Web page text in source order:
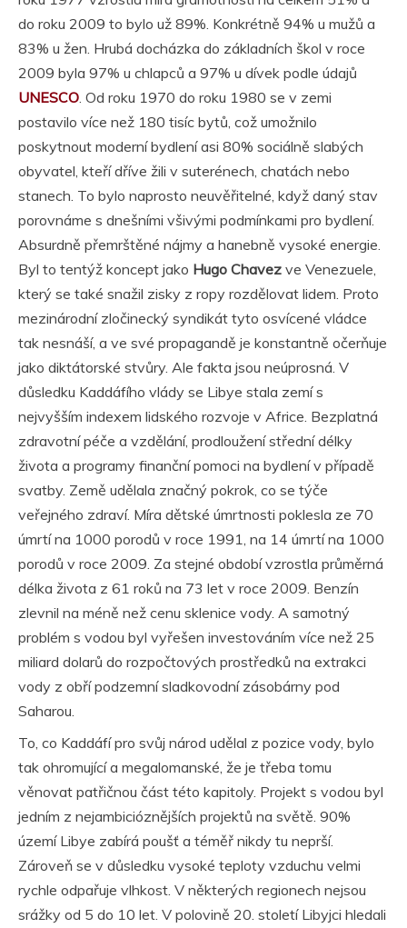
do roku 2009 to bylo už 89%. Konkrétně 94% u mužů a
83% u žen. Hrubá docházka do základních škol v roce
2009 byla 97% u chlapců a 97% u dívek podle údajů
UNESCO . Od roku 1970 do roku 1980 se v zemi
postavilo více než 180 tisíc bytů, což umožnilo
poskytnout moderní bydlení asi 80% sociálně slabých
obyvatel, kteří dříve žili v suterénech, chatách nebo
stanech. To bylo naprosto neuvěřitelné, když daný stav
porovnáme s dnešními všivými podmínkami pro bydlení.
Absurdně přemrštěné nájmy a hanebně vysoké energie.
Byl to tentýž koncept jako Hugo Chavez ve Venezuele,
který se také snažil zisky z ropy rozdělovat lidem. Proto
mezinárodní zločinecký syndikát tyto osvícené vládce
tak nesnáší, a ve své propagandě je konstantně očerňuje
jako diktátorské stvůry. Ale fakta jsou neúprosná. V
důsledku Kaddáfího vlády se Libye stala zemí s
nejvyšším indexem lidského rozvoje v Africe. Bezplatná
zdravotní péče a vzdělání, prodloužení střední délky
života a programy finanční pomoci na bydlení v případě
svatby. Země udělala značný pokrok, co se týče
veřejného zdraví. Míra dětské úmrtnosti poklesla ze 70
úmrtí na 1000 porodů v roce 1991, na 14 úmrtí na 1000
porodů v roce 2009. Za stejné období vzrostla průměrná
délka života z 61 roků na 73 let v roce 2009. Benzín
zlevnil na méně než cenu sklenice vody. A samotný
problém s vodou byl vyřešen investováním více než 25
miliard dolarů do rozpočtových prostředků na extrakci
vody z obří podzemní sladkovodní zásobárny pod
Saharou.
To, co Kaddáfí pro svůj národ udělal z pozice vody, bylo
tak ohromující a megalomanské, že je třeba tomu
věnovat patřičnou část této kapitoly. Projekt s vodou byl
jedním z nejambicióznějších projektů na světě. 90%
území Libye zabírá poušť a téměř nikdy tu neprší.
Zároveň se v důsledku vysoké teploty vzduchu velmi
rychle odpařuje vlhkost. V některých regionech nejsou
srážky od 5 do 10 let. V polovině 20. století Libyjci hledali